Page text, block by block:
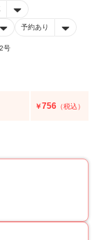
予約あり
号
￥756 （税込）